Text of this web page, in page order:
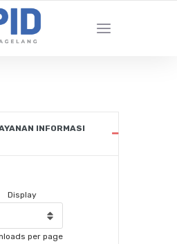
INFORMASI
Display
per page